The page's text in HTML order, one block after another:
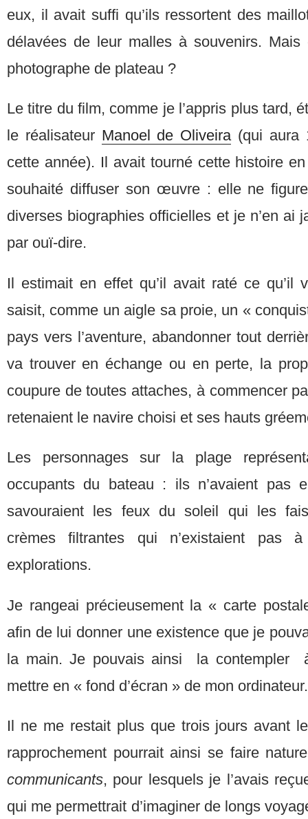
eux, il avait suffi qu’ils ressortent des
délavées de leur malles à souvenirs.
photographe de plateau ?
Le titre du film, comme je l’appris plus tard,
le réalisateur Manoel de Oliveira(qui aura
cette année). Il avait tourné cette histoire
souhaité diffuser son œuvre : elle ne
diverses biographies officielles et je n’en ai
par ouï-dire.
Il estimait en effet qu’il avait raté ce qu’il
saisit, comme un aigle sa proie, un «
pays vers l’aventure, abandonner tout
va trouver en échange ou en perte, la
coupure de toutes attaches, à commencer
retenaient le navire choisi et ses hauts
Les personnages sur la plage
occupants du bateau : ils n’avaient pas
savouraient les feux du soleil qui les
crèmes filtrantes qui n’existaient pas
explorations.
Je rangeai précieusement la « carte
afin de lui donner une existence que je
la main. Je pouvais ainsi la contempler
mettre en « fond d’écran » de mon ordinateur.
Il ne me restait plus que trois jours avant
rapprochement pourrait ainsi se faire
communicants, pour lesquels je l’avais
qui me permettrait d’imaginer de longs